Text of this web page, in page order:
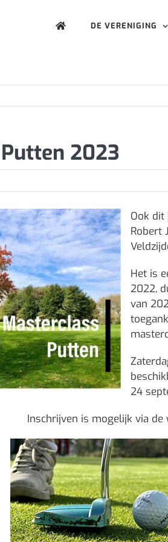
DE VERENIGING
2023
Ook dit
Robert
Het is
2022,
van
24
Inschrijven is mogelijk via de